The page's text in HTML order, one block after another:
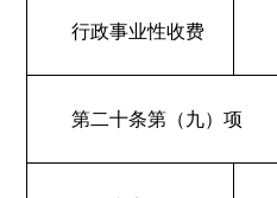
行政事业性收费
第二十条第（九）项